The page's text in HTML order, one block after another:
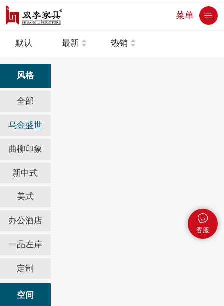
菜单
客服
默认 最新 热销
风格
全部
乌金盛世
曲柳印象
新中式
美式
办公酒店
一品左岸
定制
空间